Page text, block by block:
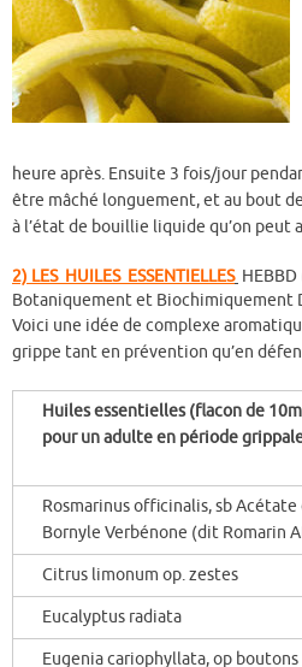
heure après. Ensuite 3 fois/jour
être mâché longuement, et au bout
à l’état de bouillie liquide qu’on peut
2) LES HUILES ESSENTIELLES
Botaniquement et Biochimiquement
Voici une idée de complexe
grippe tant en prévention qu’en
Huiles essentielles (flacon de
pour un adulte en période
Rosmarinus officinalis, sb Acétate
Bornyle Verbénone (dit Romarin
Citrus limonum op. zestes
Eucalyptus radiata
Eugenia cariophyllata, op boutons